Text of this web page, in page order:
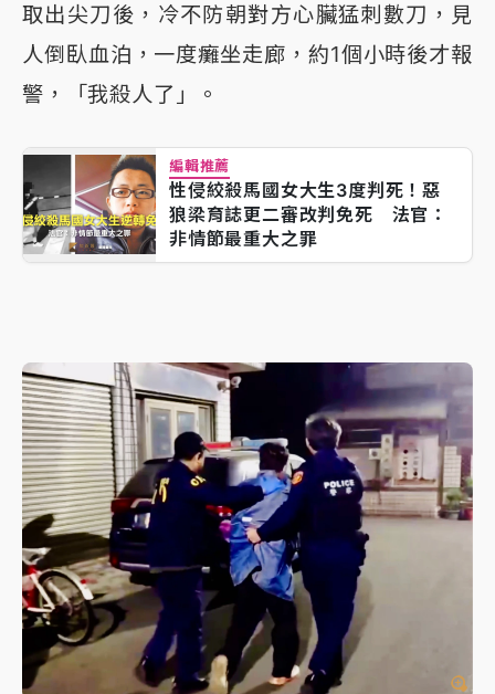
取出尖刀後，冷不防朝對方心臟猛刺數刀，見
人倒臥血泊，一度癱坐走廊，約1個小時後才報
警，「我殺人了」。
編輯推薦
性侵絞殺馬國女大生3度判死！惡
狼梁育誌更二審改判免死 法官：
非情節最重大之罪